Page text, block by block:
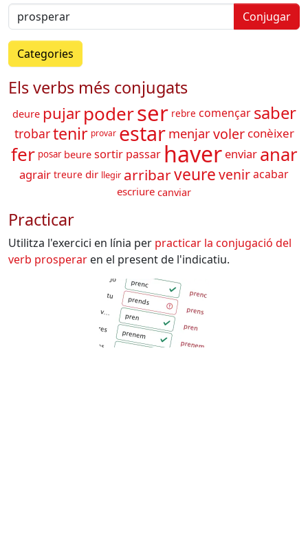
Conjugar
Categories
Els verbs més conjugats
deure pujar poderser rebre començar saber
trobartenir provar estar menjarvoler conèixer
fer posar beure sortir passar haver enviar anar
agrair treure dir llegir arribarveureveniracabar
escriure canviar
Practicar
Utilitza l'exercici en línia per practicar la conjugació del
verb prosperar en el present de l'indicatiu.